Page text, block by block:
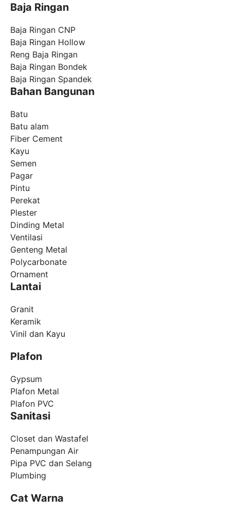
Baja Ringan
Baja Ringan CNP
Baja Ringan Hollow
Reng Baja Ringan
Baja Ringan Bondek
Baja Ringan Spandek
Bahan Bangunan
Batu
Batu alam
Fiber Cement
Kayu
Semen
Pagar
Pintu
Perekat
Plester
Dinding Metal
Ventilasi
Genteng Metal
Polycarbonate
Ornament
Lantai
Granit
Keramik
Vinil dan Kayu
Plafon
Gypsum
Plafon Metal
Plafon PVC
Sanitasi
Closet dan Wastafel
Penampungan Air
Pipa PVC dan Selang
Plumbing
Cat Warna